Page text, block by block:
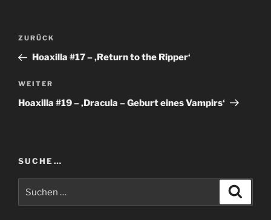
Beitragsnavigation
Vorheriger
Beitrag
ZURÜCK
Hoaxilla #17 – ‚Return to the Ripper‘
Nächster
Beitrag
WEITER
Hoaxilla #19 – ‚Dracula – Geburt eines Vampirs‘
SUCHE…
nach: